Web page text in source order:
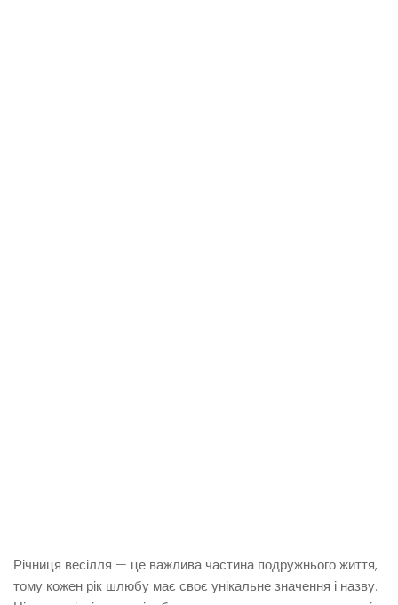
Річниця весілля — це важлива частина подружнього життя,
тому кожен рік шлюбу має своє унікальне значення і назву.